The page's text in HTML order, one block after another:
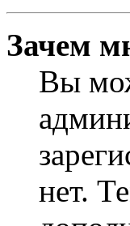
Зачем
Вы
нет.